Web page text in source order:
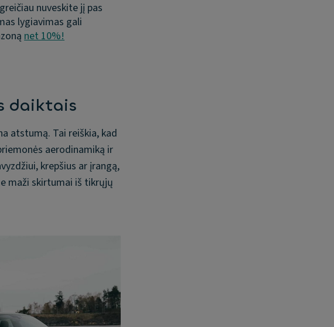
nuveskite jį pas
lygiavimas gali
net 10%!
daiktais
atstumą. Tai reiškia, kad
aerodinamiką ir
krepšius ar įrangą,
maži skirtumai iš tikrųjų